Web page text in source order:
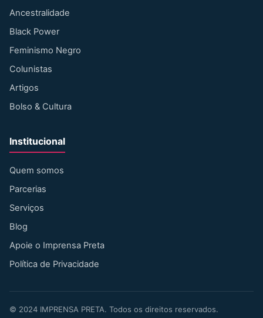
Ancestralidade
Black Power
Feminismo Negro
Colunistas
Artigos
Bolso & Cultura
Institucional
Quem somos
Parcerias
Serviços
Blog
Apoie o Imprensa Preta
Política de Privacidade
© 2024 IMPRENSA PRETA. Todos os direitos reservados.